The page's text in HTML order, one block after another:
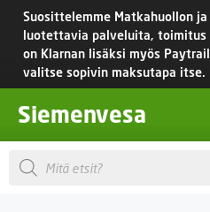
Siirry
sisältöön
Suosittelemme Matkahuollon
luotettavia palveluita, toimitus
on Klarnan lisäksi myös
valitse sopivin maksutapa itse.
Siemenvesa
Products
search